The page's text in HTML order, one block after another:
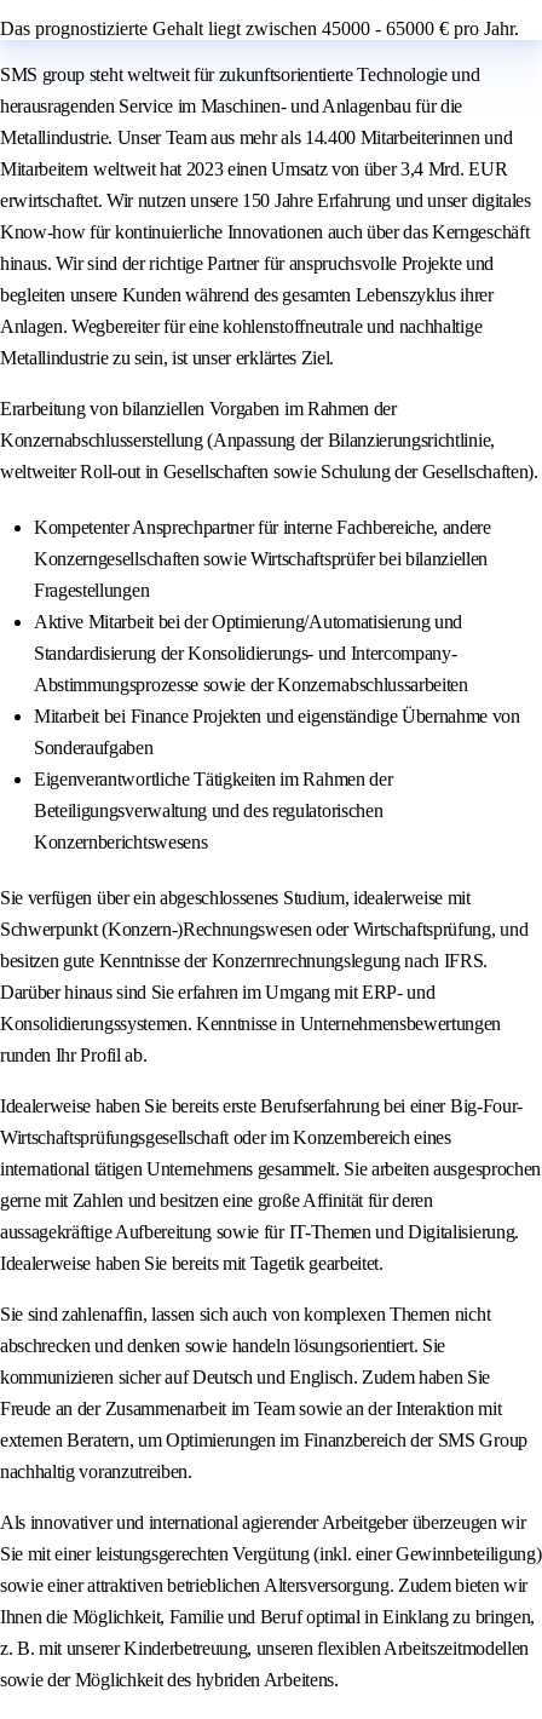
Das prognostizierte Gehalt liegt zwischen 45000 - 65000 € pro Jahr.
SMS group steht weltweit für zukunftsorientierte Technologie und
herausragenden Service im Maschinen- und Anlagenbau für die
Metallindustrie. Unser Team aus mehr als 14.400 Mitarbeiterinnen und
Mitarbeitern weltweit hat 2023 einen Umsatz von über 3,4 Mrd. EUR
erwirtschaftet. Wir nutzen unsere 150 Jahre Erfahrung und unser digitales
Know-how für kontinuierliche Innovationen auch über das Kerngeschäft
hinaus. Wir sind der richtige Partner für anspruchsvolle Projekte und
begleiten unsere Kunden während des gesamten Lebenszyklus ihrer
Anlagen. Wegbereiter für eine kohlenstoffneutrale und nachhaltige
Metallindustrie zu sein, ist unser erklärtes Ziel.
Erarbeitung von bilanziellen Vorgaben im Rahmen der
Konzernabschlusserstellung (Anpassung der Bilanzierungsrichtlinie,
weltweiter Roll-out in Gesellschaften sowie Schulung der Gesellschaften).
Kompetenter Ansprechpartner für interne Fachbereiche, andere
Konzerngesellschaften sowie Wirtschaftsprüfer bei bilanziellen
Fragestellungen
Aktive Mitarbeit bei der Optimierung/Automatisierung und
Standardisierung der Konsolidierungs- und Intercompany-
Abstimmungsprozesse sowie der Konzernabschlussarbeiten
Mitarbeit bei Finance Projekten und eigenständige Übernahme von
Sonderaufgaben
Eigenverantwortliche Tätigkeiten im Rahmen der
Beteiligungsverwaltung und des regulatorischen
Konzernberichtswesens
Sie verfügen über ein abgeschlossenes Studium, idealerweise mit
Schwerpunkt (Konzern-)Rechnungswesen oder Wirtschaftsprüfung, und
besitzen gute Kenntnisse der Konzernrechnungslegung nach IFRS.
Darüber hinaus sind Sie erfahren im Umgang mit ERP- und
Konsolidierungssystemen. Kenntnisse in Unternehmensbewertungen
runden Ihr Profil ab.
Idealerweise haben Sie bereits erste Berufserfahrung bei einer Big-Four-
Wirtschaftsprüfungsgesellschaft oder im Konzernbereich eines
international tätigen Unternehmens gesammelt. Sie arbeiten ausgesprochen
gerne mit Zahlen und besitzen eine große Affinität für deren
aussagekräftige Aufbereitung sowie für IT-Themen und Digitalisierung.
Idealerweise haben Sie bereits mit Tagetik gearbeitet.
Sie sind zahlenaffin, lassen sich auch von komplexen Themen nicht
abschrecken und denken sowie handeln lösungsorientiert. Sie
kommunizieren sicher auf Deutsch und Englisch. Zudem haben Sie
Freude an der Zusammenarbeit im Team sowie an der Interaktion mit
externen Beratern, um Optimierungen im Finanzbereich der SMS Group
nachhaltig voranzutreiben.
Als innovativer und international agierender Arbeitgeber überzeugen wir
Sie mit einer leistungsgerechten Vergütung (inkl. einer Gewinnbeteiligung)
sowie einer attraktiven betrieblichen Altersversorgung. Zudem bieten wir
Ihnen die Möglichkeit, Familie und Beruf optimal in Einklang zu bringen,
z. B. mit unserer Kinderbetreuung, unseren flexiblen Arbeitszeitmodellen
sowie der Möglichkeit des hybriden Arbeitens.